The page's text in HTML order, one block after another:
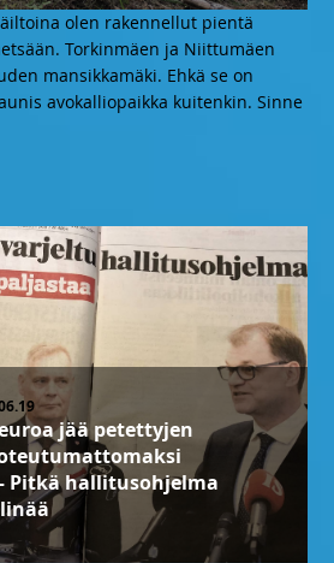
olen rakennellut pientä
Torkinmäen ja Niittumäen
mansikkamäki. Ehkä se on
avokalliopaikka kuitenkin. Sinne
jää petettyjen
Pitkä hallitusohjelma